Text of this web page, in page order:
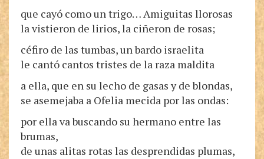
que cayó como un trigo… Amiguitas llorosas
la vistieron de lirios, la ciñeron de rosas;
céfiro de las tumbas, un bardo israelita
le cantó cantos tristes de la raza maldita
a ella, que en su lecho de gasas y de blondas,
se asemejaba a Ofelia mecida por las ondas:
por ella va buscando su hermano entre las
brumas,
de unas alitas rotas las desprendidas plumas,